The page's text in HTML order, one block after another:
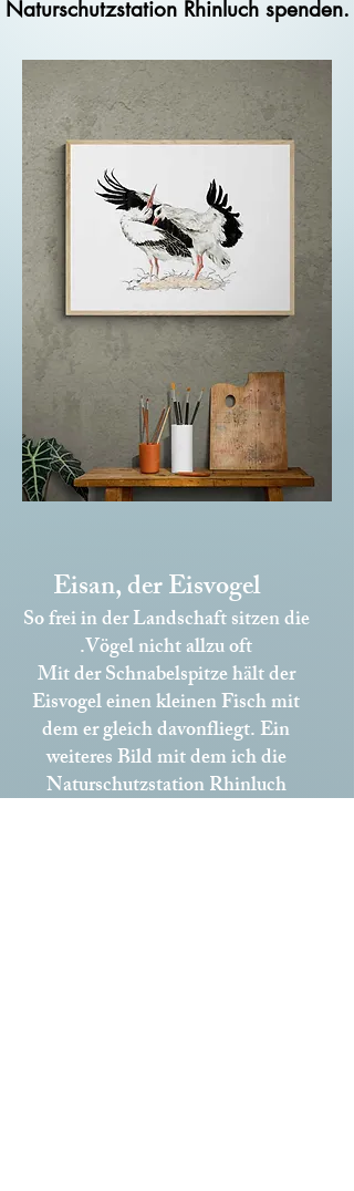
Naturschutzstation Rhinluch spenden.
Eisan, der Eisvogel
So frei in der Landschaft sitzen die
Vögel nicht allzu oft.
Mit der Schnabelspitze hält der
Eisvogel einen kleinen Fisch mit
dem er gleich davonfliegt.Ein
weiteres Bild mit dem ich die
Naturschutzstation Rhinluch